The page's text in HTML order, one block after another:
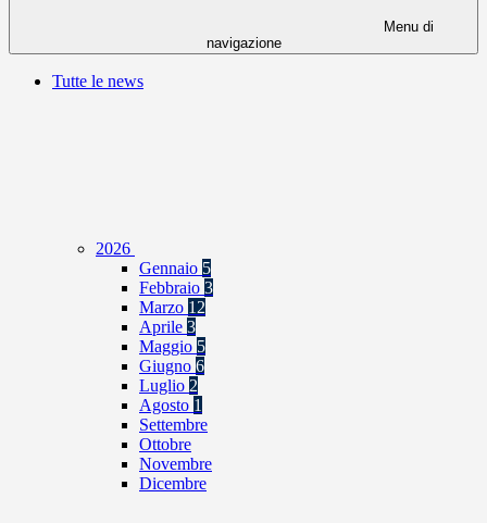
Menu di
navigazione
Tutte le news
2026
Gennaio 5
Febbraio 3
Marzo 12
Aprile 3
Maggio 5
Giugno 6
Luglio 2
Agosto 1
Settembre
Ottobre
Novembre
Dicembre